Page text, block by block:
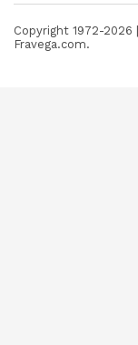
Copyright 1972-2026
Fravega.com.